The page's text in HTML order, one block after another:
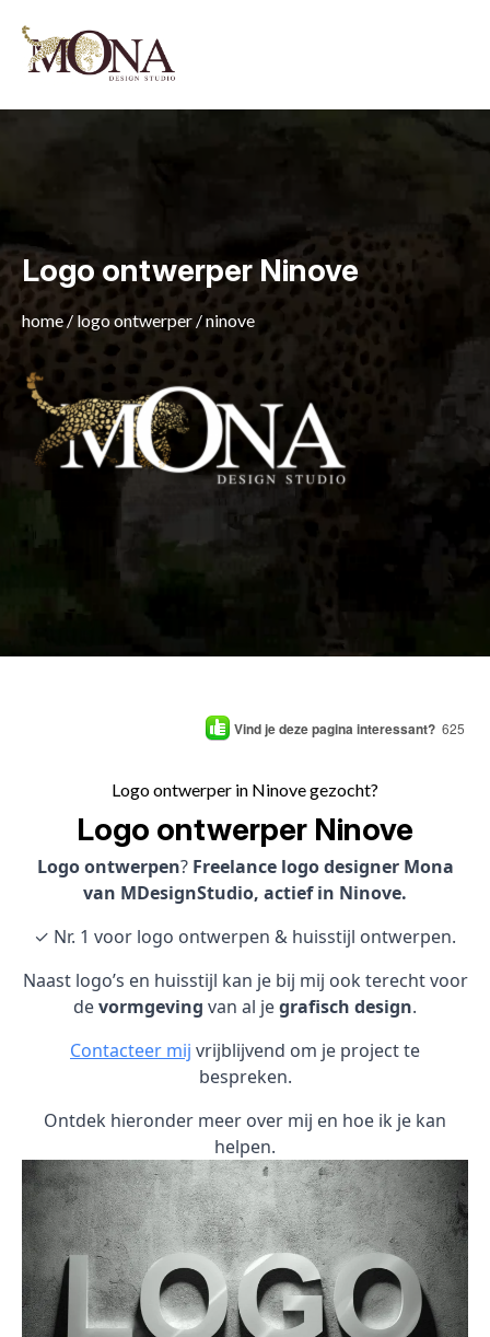
Logo ontwerper Ninove
home /logo ontwerper /ninove
Vind je deze pagina interessant? 625
Logo ontwerper in Ninove gezocht?
Logo ontwerper Ninove
Logo ontwerpen? Freelance logo designer Mona
van MDesignStudio, actief in Ninove.
✓ Nr. 1 voor logo ontwerpen & huisstijl ontwerpen.
Naast logo’s en huisstijl kan je bij mij ook terecht voor
devormgeving van al jegrafisch design.
Contacteer mij vrijblijvend om je project te
bespreken.
Ontdek hieronder meer over mij en hoe ik je kan
helpen.